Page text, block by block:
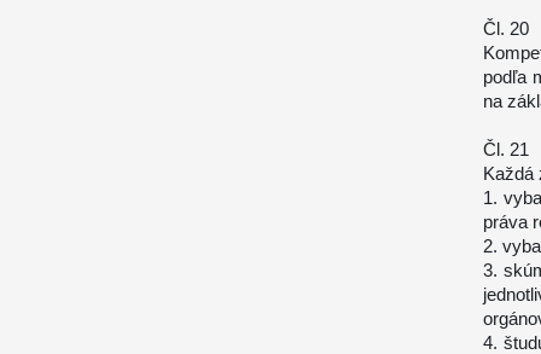
Čl. 20
podľa
na
Čl. 21
Každá
1.
práva
2.
3.
4.